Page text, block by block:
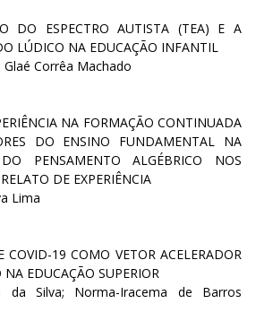
DO ESPECTRO AUTISTA (TEA) E A
LÚDICO NA EDUCAÇÃO INFANTIL
Corrêa Machado
NA FORMAÇÃO CONTINUADA
DO ENSINO FUNDAMENTAL NA
PENSAMENTO ALGÉBRICO NOS
DE EXPERIÊNCIA
Lima
19 COMO VETOR ACELERADOR
EDUCAÇÃO SUPERIOR
da Silva; Norma-Iracema de Barros